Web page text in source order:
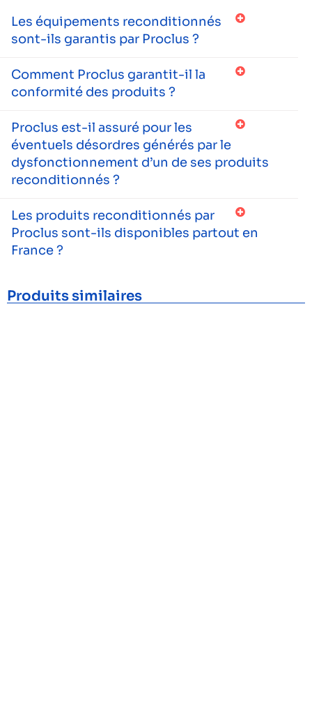
Les équipements reconditionnés
sont-ils garantis par Proclus ?
Comment Proclus garantit-il la
conformité des produits ?
Proclus est-il assuré pour les
éventuels désordres générés par le
dysfonctionnement d’un de ses produits
reconditionnés ?
Les produits reconditionnés par
Proclus sont-ils disponibles partout en
France ?
Produits similaires